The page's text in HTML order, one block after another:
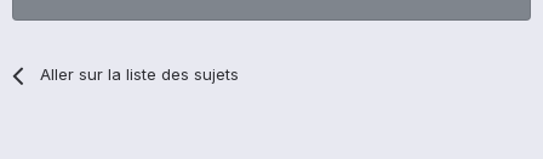
Aller sur la liste des sujets